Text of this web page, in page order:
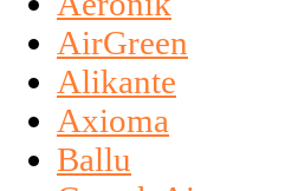
AirGreen
Alikante
Axioma
Ballu